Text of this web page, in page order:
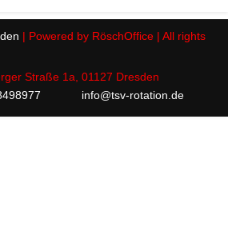
| Powered by RöschOffice | All rights
Straße 1a, 01127 Dresden
info@tsv-rotation.de